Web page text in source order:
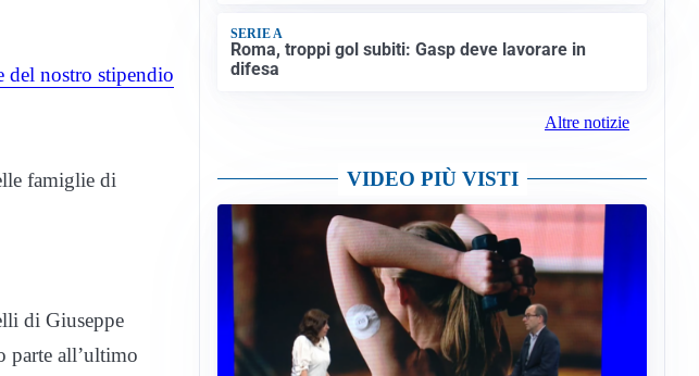
del nostro stipendio
famiglie di
di Giuseppe
parte all’ultimo
SERIE A
Roma, troppi gol subiti: Gasp deve lavorare in
difesa
Altre notizie
VIDEO PIÙ VISTI